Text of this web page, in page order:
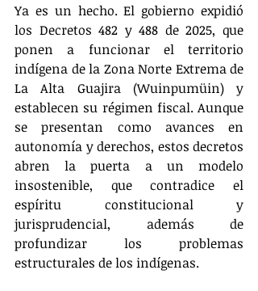
Ya es un hecho. El gobierno expidió
los Decretos 482 y 488 de 2025, que
ponen a funcionar el territorio
indígena de la Zona Norte Extrema de
La Alta Guajira (Wuinpumüin) y
establecen su régimen fiscal. Aunque
se presentan como avances en
autonomía y derechos, estos decretos
abren la puerta a un modelo
insostenible, que contradice el
espíritu constitucional y
jurisprudencial, además de
profundizar los problemas
estructurales de los indígenas.